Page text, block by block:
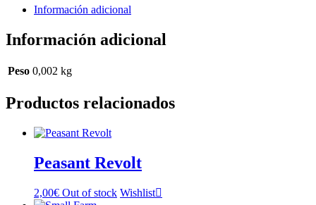
Información adicional
Información adicional
Peso 0,002 kg
Productos relacionados
Peasant Revolt
2,00€ Out of stock Wishlist